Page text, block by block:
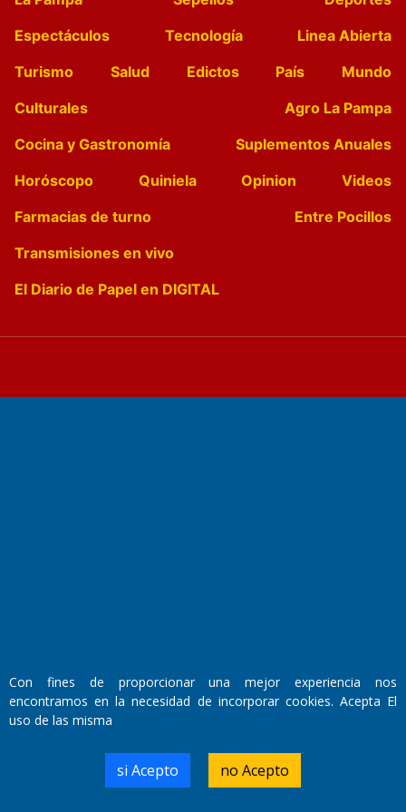
Espectáculos
Tecnología
Linea Abierta
Turismo
Salud Edictos País
Mundo
Culturales
Agro La Pampa
Cocina y Gastronomía
Suplementos Anuales
Horóscopo
Quiniela Opinion
Videos
Farmacias de turno
Entre Pocillos
Transmisiones en vivo
El Diario de Papel en DIGITAL
Domicilio Legal: José Ingenieros 855,
Santa Rosa, La Pampa.
RL-2019-55551274-APN-DNDA#MJ
Con fines de proporcionar una mejor experiencia nos
encontramos en la necesidad de incorporar cookies. Acepta El
uso de las misma
si Acepto no Acepto